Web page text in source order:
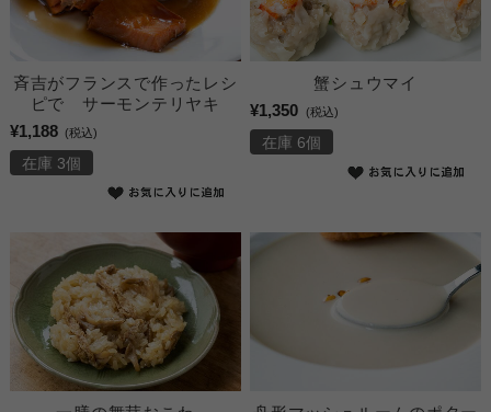
斉吉がフランスで作ったレシ
ピで サーモンテリヤキ
¥1,188 (税込)
在庫 3個
蟹シュウマイ
¥1,350
(税込)
在庫 6個